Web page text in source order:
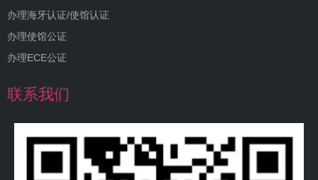
办理海牙认证/使馆认证
办理使馆公证
办理ECE公证
联系我们